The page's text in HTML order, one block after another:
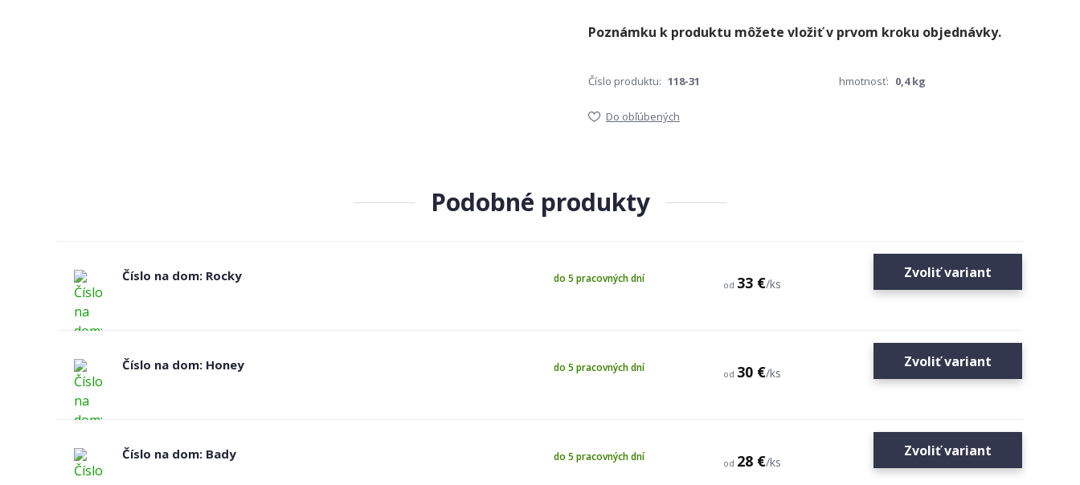
Číslo produktu: 118-31 hmotnosť: 0,4 kg
Do obľúbených
Podobné produkty
Číslo na dom: Rocky
od 33 €/ks
do 5 pracovných dní Zvoliť variant
Číslo na dom: Honey
od 30 €/ks
do 5 pracovných dní Zvoliť variant
Číslo na dom: Bady
od 28 €/ks
do 5 pracovných dní Zvoliť variant